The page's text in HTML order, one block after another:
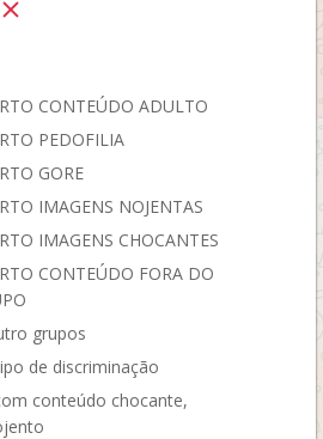
CONTEÚDO ADULTO
PEDOFILIA
GORE
IMAGENS NOJENTAS
IMAGENS CHOCANTES
CONTEÚDO FORA DO
grupos
de discriminação
conteúdo chocante,